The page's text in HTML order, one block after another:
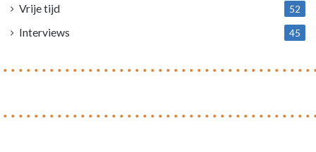
Vrije tijd 52
Interviews 45